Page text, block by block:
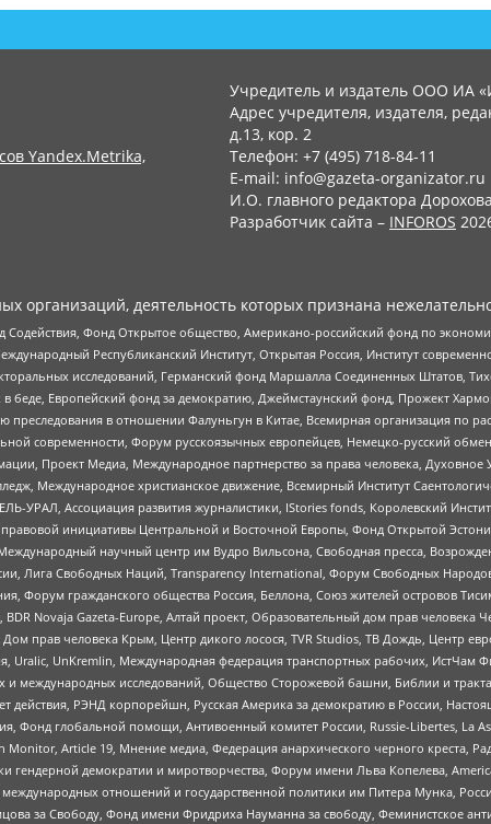
Yandex.Metrika,
Учредитель и издатель ООО ИА
Адрес учредителя, издателя,
д.13, кор. 2
Телефон: +7 (495) 718-84-11
E-mail: info@gazeta-organizator.ru
И.О. главного редактора
Разработчик сайта – INFOROS
организаций, деятельность которых признана
Фонд Открытое общество, Американо-российский фонд по
Республиканский Институт, Открытая Россия, Институт
исследований, Германский фонд Маршалла Соединенных Штатов,
беде, Европейский фонд за демократию, Джеймстаунский фонд, Прожект
в отношении Фалуньгун в Китае, Всемирная организация по
современности, Форум русскоязычных европейцев, Немецко-русский
Проект Медиа, Международное партнерство за права человека, Духовное
Международное христианское движение, Всемирный Институт
УРАЛ, Ассоциация развития журналистики, IStories fonds, Королевский
инициативы Центральной и Восточной Европы, Фонд Открытой
научный центр им Вудро Вильсона, Свободная пресса,
Лига Свободных Наций, Transparеncy International, Форум Свободных
Форум гражданского общества Россия, Беллона, Союз жителей островов
Novaja Gazeta-Europe, Алтай проект, Образовательный дом прав
прав человека Крым, Центр дикого лосося, TVR Studios, ТВ Дождь, Центр
Uralic, UnKremlin, Международная федерация транспортных рабочих, ИстЧам
и международных исследований, Общество Сторожевой башни, Библии и
действия, РЭНД корпорейшн, Русская Америка за демократию в России,
Фонд глобальной помощи, Антивоенный комитет России, Russie-Libertes, La
Article 19, Мнение медиа, Федерация анархического черного креста,
демократии и миротворчества, Форум имени Льва Копелева,
отношений и государственной политики им Питера Мунка,
за Свободу, Фонд имени Фридриха Науманна за свободу, Феминистское